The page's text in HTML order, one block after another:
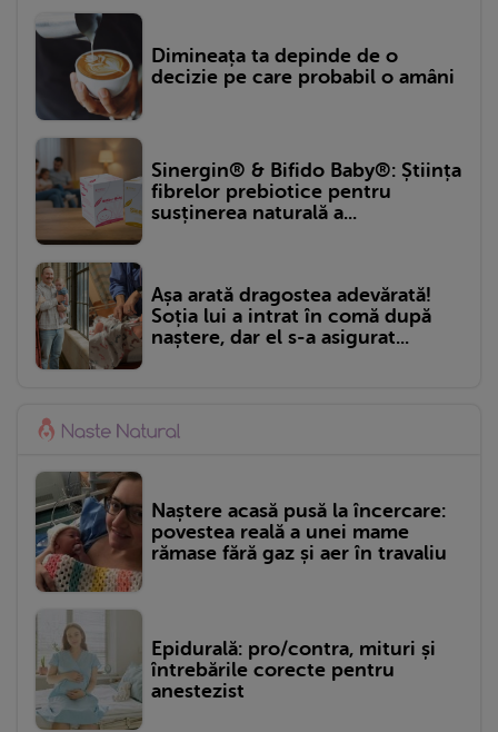
Dimineața ta depinde de o
decizie pe care probabil o amâni
Sinergin® & Bifido Baby®: Știința
fibrelor prebiotice pentru
susținerea naturală a...
Așa arată dragostea adevărată!
Soția lui a intrat în comă după
naștere, dar el s-a asigurat...
Naștere acasă pusă la încercare:
povestea reală a unei mame
rămase fără gaz și aer în travaliu
Epidurală: pro/contra, mituri și
întrebările corecte pentru
anestezist